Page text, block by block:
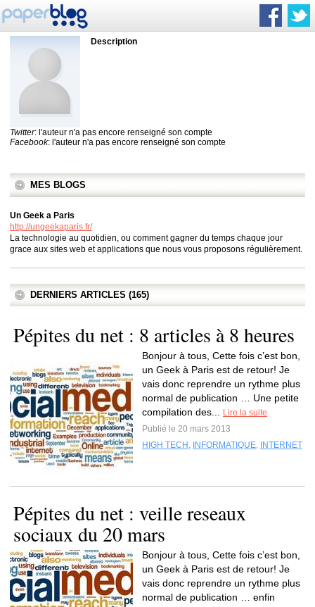
Description
Twitter: l'auteur n'a pas encore renseigné son compte
Facebook: l'auteur n'a pas encore renseigné son compte
MES BLOGS
Un Geek a Paris
http://ungeekaparis.fr/
La technologie au quotidien, ou comment gagner du temps chaque jour
grace aux sites web et applications que nous vous proposons régulièrement.
DERNIERS ARTICLES (165)
Pépites du net : 8 articles à 8 heures
Bonjour à tous, Cette fois c’est bon,
un Geek à Paris est de retour! Je
vais donc reprendre un rythme plus
normal de publication … Une petite
compilation des...
Lire la suite
Publié le 20 mars 2013
HIGH TECH , INFORMATIQUE, INTERNET
Pépites du net : veille reseaux
sociaux du 20 mars
Bonjour à tous, Cette fois c’est bon,
un Geek à Paris est de retour! Je
vais donc reprendre un rythme plus
normal de publication … enfin